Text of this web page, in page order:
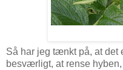
Så har jeg tænkt på, at det
besværligt, at rense